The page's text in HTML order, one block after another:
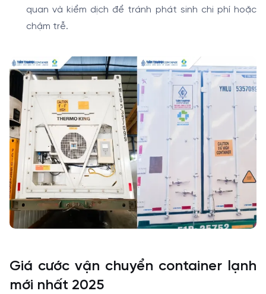
quan và kiểm dịch để tránh phát sinh chi phí hoặc
chậm trễ.
Giá cước vận chuyển container lạnh
mới nhất 2025